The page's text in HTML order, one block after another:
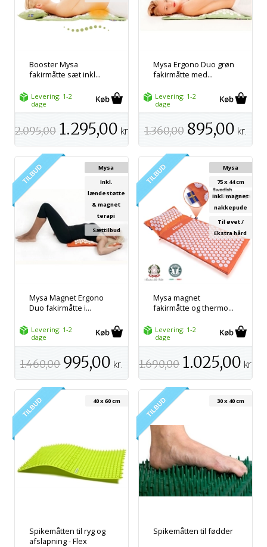
Booster Mysa
fakirmåtte sæt inkl...
Levering: 1-2
dage
2.095,00 1.295,00 kr.
Mysa Ergono Duo grøn
fakirmåtte med...
Levering: 1-2
dage
1.360,00 895,00 kr.
Mysa Magnet Ergono
Duo fakirmåtte i...
Mysa
Inkl.
lændestøtte
& magnet
terapi
Sættilbud
Levering: 1-2
dage
1.460,00 995,00 kr.
Mysa magnet
fakirmåtte og thermo...
Mysa
75 x 44 cm
Inkl. magnet
nakkepude
Til øvet /
Ekstra hård
Levering: 1-2
dage
1.690,00 1.025,00 kr.
Spikemåtten til ryg og
afslapning - Flex
40 x 60 cm
Spikemåtten til fødder
30 x 40 cm